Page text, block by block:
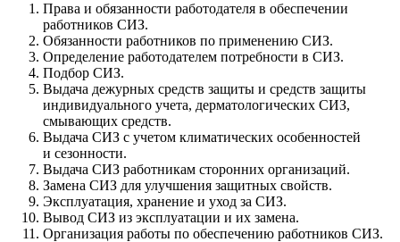
Права и обязанности работодателя в обеспечении
работников СИЗ.
Обязанности работников по применению СИЗ.
Определение работодателем потребности в СИЗ.
Подбор СИЗ.
Выдача дежурных средств защиты и средств защиты
индивидуального учета, дерматологических СИЗ,
смывающих средств.
Выдача СИЗ с учетом климатических особенностей
и сезонности.
Выдача СИЗ работникам сторонних организаций.
Замена СИЗ для улучшения защитных свойств.
Эксплуатация, хранение и уход за СИЗ.
Вывод СИЗ из эксплуатации и их замена.
Организация работы по обеспечению работников СИЗ.